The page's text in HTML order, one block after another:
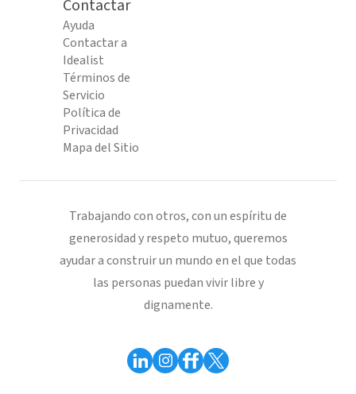
Contactar
Ayuda
Contactar a
Idealist
Términos de
Servicio
Política de
Privacidad
Mapa del Sitio
Trabajando con otros, con un espíritu de
generosidad y respeto mutuo, queremos
ayudar a construir un mundo en el que todas
las personas puedan vivir libre y
dignamente.